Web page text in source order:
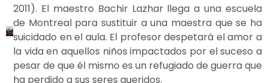
2011). El maestro Bachir Lazhar llega a una escuela
de Montreal para sustituir a una maestra que se ha
suicidado en el aula. El profesor despetará el amor a
la vida en aquellos niños impactados por el suceso a
pesar de que él mismo es un refugiado de guerra que
ha perdido a sus seres queridos.